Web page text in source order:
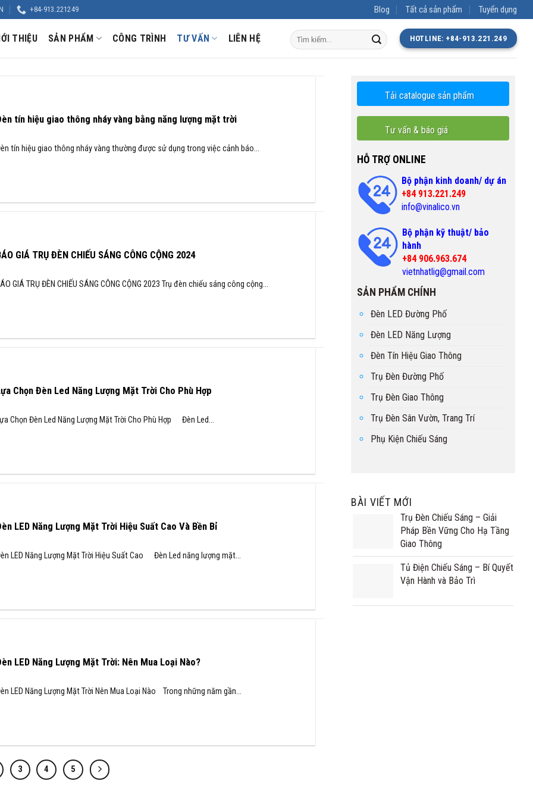
+84-913.221249 Blog Tất cả sản phẩm Tuyển dụng
THIỆU SẢN PHẨM CÔNG TRÌNH TƯ VẤN LIÊN HỆ
Tìm
kiếm:
HOTLINE: +84-913.221.249
tín hiệu giao thông nháy vàng bằng năng lượng mặt trời
tín hiệu giao thông nháy vàng thường được sử dụng trong việc cảnh báo...
GIÁ TRỤ ĐÈN CHIẾU SÁNG CÔNG CỘNG 2024
GIÁ TRỤ ĐÈN CHIẾU SÁNG CÔNG CỘNG 2023 Trụ đèn chiếu sáng công cộng...
Chọn Đèn Led Năng Lượng Mặt Trời Cho Phù Hợp
Chọn Đèn Led Năng Lượng Mặt Trời Cho Phù Hợp Đèn Led...
LED Năng Lượng Mặt Trời Hiệu Suất Cao Và Bền Bỉ
LED Năng Lượng Mặt Trời Hiệu Suất Cao Đèn Led năng lượng mặt...
LED Năng Lượng Mặt Trời: Nên Mua Loại Nào?
LED Năng Lượng Mặt Trời Nên Mua Loại Nào Trong những năm gần...
3 4 5
Tải catalogue sản phẩm
Tư vấn & báo giá
HỖ TRỢ ONLINE
Bộ phận kinh doanh/ dự án
+84 913.221.249
info@vinalico.vn
Bộ phận kỹ thuật/ bảo
hành
+84 906.963.674
vietnhatlig@gmail.com
SẢN PHẨM CHÍNH
Đèn LED Đường Phố
Đèn LED Năng Lượng
Đèn Tín Hiệu Giao Thông
Trụ Đèn Đường Phố
Trụ Đèn Giao Thông
Trụ Đèn Sân Vườn, Trang Trí
Phụ Kiện Chiếu Sáng
BÀI VIẾT MỚI
Trụ Đèn Chiếu Sáng – Giải
Pháp Bền Vững Cho Hạ Tầng
Giao Thông
Tủ Điện Chiếu Sáng – Bí Quyết
Vận Hành và Bảo Trì